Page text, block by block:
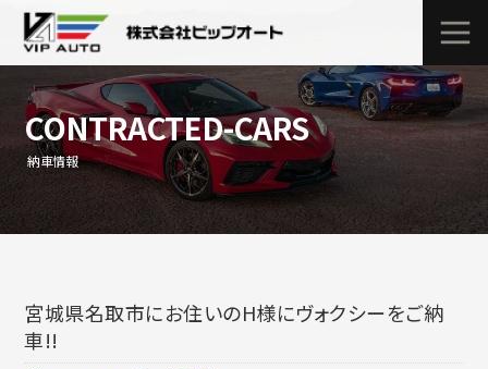
CONTRACTED-CARS
納車情報
宮城県名取市にお住いのH様にヴォクシーをご納
車!!